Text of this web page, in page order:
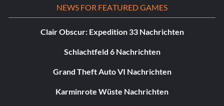
NEWS FOR FEATURED GAMES
Clair Obscur: Expedition 33 Nachrichten
Schlachtfeld 6 Nachrichten
Grand Theft Auto VI Nachrichten
Karminrote Wüste Nachrichten